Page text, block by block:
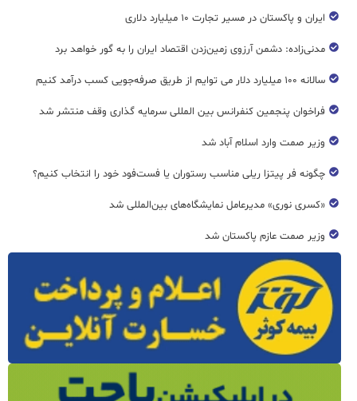
ایران و پاکستان در مسیر تجارت ۱۰ میلیارد دلاری
مدنی‌زاده: دشمن آرزوی زمین‌زدن اقتصاد ایران را به گور خواهد برد
سالانه ۱۰۰ میلیارد دلار می توایم از طریق صرفه‌جویی کسب درآمد کنیم
فراخوان پنجمین کنفرانس بین المللی سرمایه گذاری وقف منتشر شد
وزیر صمت وارد اسلام آباد شد
چگونه فر پیتزا ریلی مناسب رستوران یا فست‌فود خود را انتخاب کنیم؟
«کسری نوری» مدیرعامل نمایشگاه‌های بین‌المللی شد
وزیر صمت عازم پاکستان شد